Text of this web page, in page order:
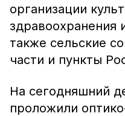
организации
здравоохранения
также сельские
части и пункты
На сегодняшний
проложили